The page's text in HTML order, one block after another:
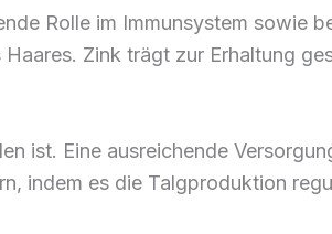
Rolle im Immunsystem sowie
Zink trägt zur Erhaltung
ist. Eine ausreichende
indem es die Talgproduktion